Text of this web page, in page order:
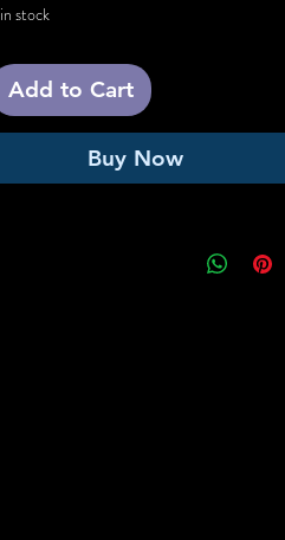
stock
Add to Cart
Buy Now